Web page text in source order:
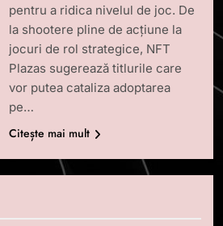
pentru a ridica nivelul de joc. De
la shootere pline de acțiune la
jocuri de rol strategice, NFT
Plazas sugerează titlurile care
vor putea cataliza adoptarea
pe…
Citește mai mult